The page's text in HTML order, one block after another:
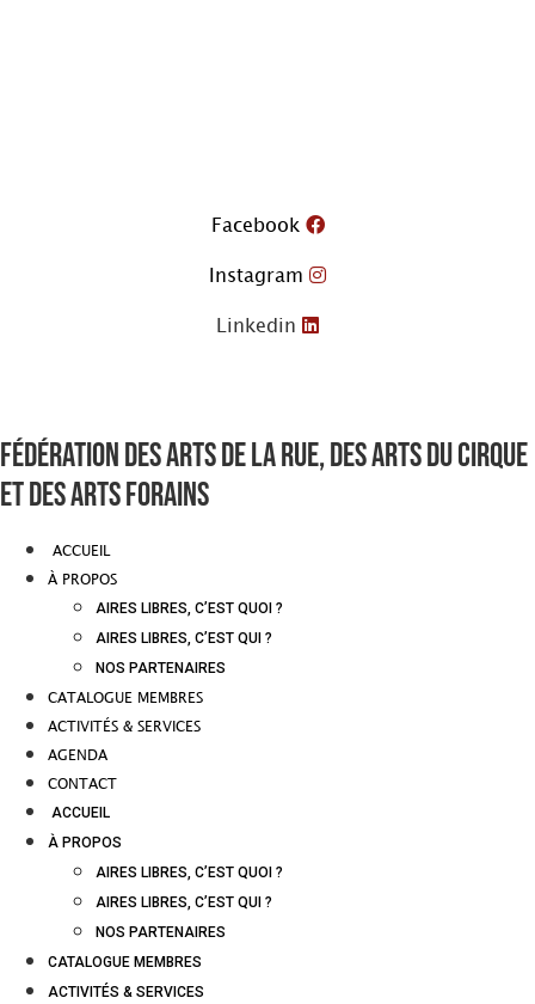
Facebook
Instagram
Linkedin
Fédération des arts de la rue, des arts du cirque
et des arts forains
ACCUEIL
À PROPOS
AIRES LIBRES, C’EST QUOI ?
AIRES LIBRES, C’EST QUI ?
NOS PARTENAIRES
CATALOGUE MEMBRES
ACTIVITÉS & SERVICES
AGENDA
CONTACT
ACCUEIL
À PROPOS
AIRES LIBRES, C’EST QUOI ?
AIRES LIBRES, C’EST QUI ?
NOS PARTENAIRES
CATALOGUE MEMBRES
ACTIVITÉS & SERVICES